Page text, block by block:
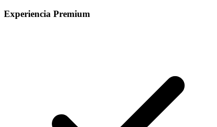
Experiencia Premium